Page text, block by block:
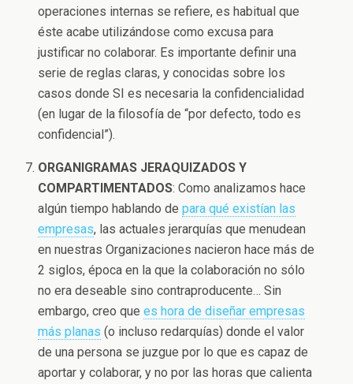
operaciones internas se refiere, es habitual que
éste acabe utilizándose como excusa para
justificar no colaborar. Es importante definir una
serie de reglas claras, y conocidas sobre los
casos donde SI es necesaria la confidencialidad
(en lugar de la filosofía de “por defecto, todo es
confidencial”).
ORGANIGRAMAS JERAQUIZADOS Y
COMPARTIMENTADOS: Como analizamos hace
algún tiempo hablando depara qué existían las
empresas, las actuales jerarquías que menudean
en nuestras Organizaciones nacieron hace más de
2 siglos, época en la que la colaboración no sólo
no era deseable sino contraproducente… Sin
embargo, creo quees hora de diseñar empresas
más planas (o incluso redarquías) donde el valor
de una persona se juzgue por lo que es capaz de
aportar y colaborar, y no por las horas que calienta